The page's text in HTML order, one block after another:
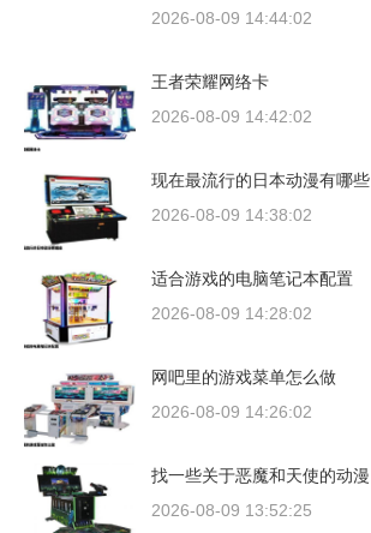
2026-08-09 14:44:02
王者荣耀网络卡
2026-08-09 14:42:02
现在最流行的日本动漫有哪些
2026-08-09 14:38:02
适合游戏的电脑笔记本配置
2026-08-09 14:28:02
网吧里的游戏菜单怎么做
2026-08-09 14:26:02
找一些关于恶魔和天使的动漫
2026-08-09 13:52:25